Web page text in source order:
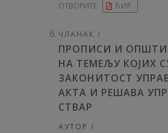
ОТВОРИТЕ ЋИР
ЧЛАНАК /
ПРОПИСИ И ОПШТИ
НА ТЕМЕЉУ КОЈИХ
ЗАКОНИТОСТ
АКТА И РЕШАВА
СТВАР
АУТОР /